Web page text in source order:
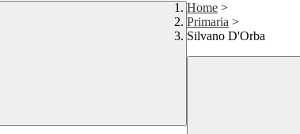
Home >
Primaria >
Silvano D'Orba